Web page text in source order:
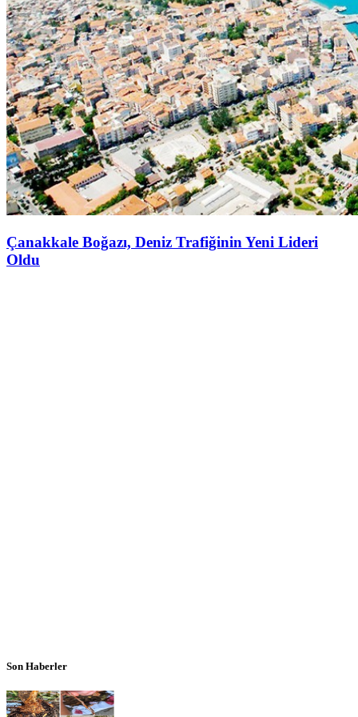
Çanakkale Boğazı, Deniz Trafiğinin Yeni Lideri
Oldu
Son Haberler